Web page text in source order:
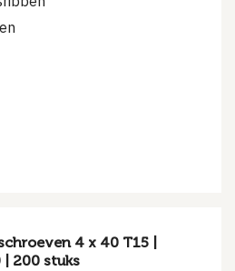
4 x 40 T15 |
| 200 stuks